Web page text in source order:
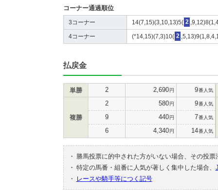
コーナー通過順位
3コーナー 14(7,15)(3,10,13)5( 2
4コーナー (*14,15)(7,3)10( 2
払戻金
単勝 2 2,690円 9番人気
複勝
2 580円 9番人気
9 440円 7番人気
6 4,340円 14番人気
・
勝馬投票に的中された方がいない場合、その投
・ 特定の馬番・組番に人気が著しく集中した場合、
・
レースや騎手等につく記号